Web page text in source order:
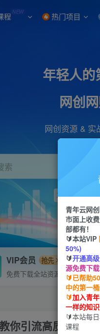
程 NEW 热门项目
年轻人
网创
网创资源 & 实
索
项目 引流
VIP会员 抢先
免费下载全站资源
你引流高质量创
青年云网
市面上收
部都有！
🔰本站VIP
50%)
🔰开通高
源免费下载
🔰已帮助
中的第一
🔰加入青
一样的知
🔰本站每
课程